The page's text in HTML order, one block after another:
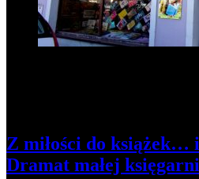
Z miłości do książek…
Dramat małej księgarni